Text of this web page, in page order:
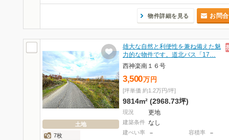
物件詳細を見る お問
土地
7枚
雄大な自然と利便性を兼ね備えた魅
力的な物件です。道北バス「17…
西神楽南１６号
3,500万 円
[坪単価 約1.2万円/坪]
9814m² (2968.73坪)
現況 更地
建築条件 なし
建ぺい率 － 容積率 －